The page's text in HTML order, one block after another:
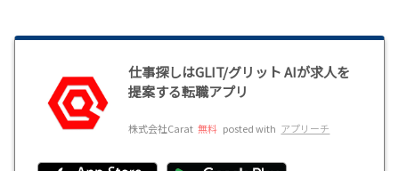
仕事探しはGLIT/グリット AIが求人を
提案する転職アプリ
株式会社Carat 無料 posted with アプリーチ